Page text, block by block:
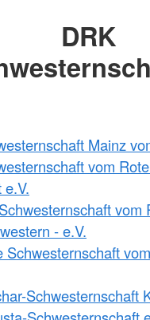
DRK
Mainz
vom
e.V.
vom
- e.V.
Schwesternschaft
Schwesternschaft